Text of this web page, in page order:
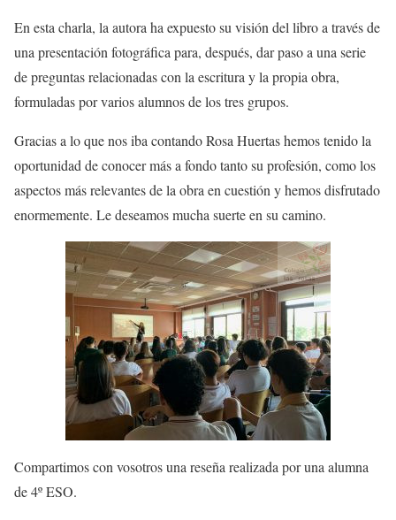
En esta charla, la autora ha expuesto su visión del libro a través de
una presentación fotográfica para, después, dar paso a una serie
de preguntas relacionadas con la escritura y la propia obra,
formuladas por varios alumnos de los tres grupos.
Gracias a lo que nos iba contando Rosa Huertas hemos tenido la
oportunidad de conocer más a fondo tanto su profesión, como los
aspectos más relevantes de la obra en cuestión y hemos disfrutado
enormemente. Le deseamos mucha suerte en su camino.
Compartimos con vosotros una reseña realizada por una alumna
de 4º ESO.